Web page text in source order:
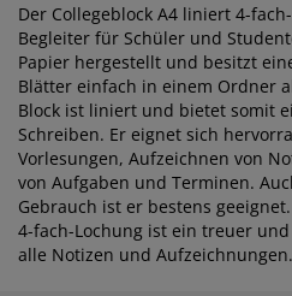
Der Collegeblock A4 liniert 4-
Begleiter für Schüler und
Papier hergestellt und besitzt
Blätter einfach in einem Ordner
Block ist liniert und bietet somit
Schreiben. Er eignet sich
Vorlesungen, Aufzeichnen von
von Aufgaben und Terminen.
Gebrauch ist er bestens
4-fach-Lochung ist ein treuer
alle Notizen und Aufzeichnungen.